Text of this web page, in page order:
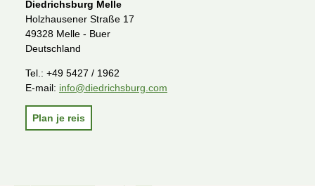
Diedrichsburg Melle
Holzhausener Straße 17
49328 Melle - Buer
Deutschland
Tel.: +49 5427 / 1962
E-mail: info@diedrichsburg.com
Plan je reis